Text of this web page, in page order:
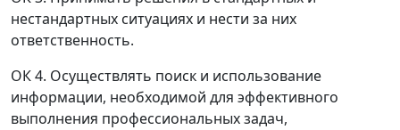
нестандартных ситуациях и нести за них
ответственность.
ОК 4. Осуществлять поиск и использование
информации, необходимой для эффективного
выполнения профессиональных задач,